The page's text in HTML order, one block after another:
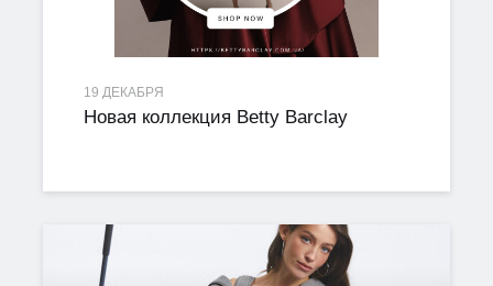
19 ДЕКАБРЯ
Новая коллекция Betty Barclay